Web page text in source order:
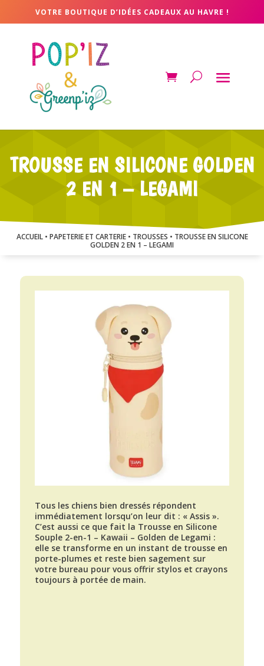
VOTRE BOUTIQUE D’IDÉES CADEAUX AU HAVRE !
TROUSSE EN SILICONE GOLDEN
2 EN 1 – LEGAMI
ACCUEIL• PAPETERIE ET CARTERIE• TROUSSES • TROUSSE EN SILICONE
GOLDEN 2 EN 1 – LEGAMI
Tous les chiens bien dressés répondent
immédiatement lorsqu’on leur dit : « Assis ».
C’est aussi ce que fait la Trousse en Silicone
Souple 2-en-1 – Kawaii – Golden de Legami :
elle se transforme en un instant de trousse en
porte-plumes et reste bien sagement sur
votre bureau pour vous offrir stylos et crayons
toujours à portée de main.